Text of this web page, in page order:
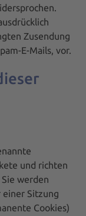
Zusendung
E-Mails, vor.
und richten
werden
Sitzung
Cookies)